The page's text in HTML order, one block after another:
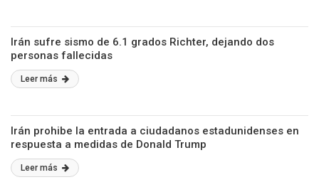
Irán sufre sismo de 6.1 grados Richter, dejando dos
personas fallecidas
Leer más
Irán prohibe la entrada a ciudadanos estadunidenses en
respuesta a medidas de Donald Trump
Leer más